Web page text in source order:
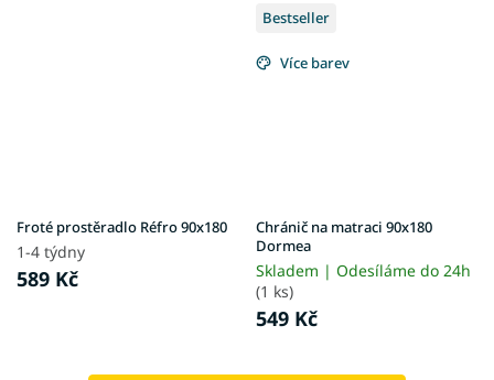
Froté prostěradlo Réfro 90x180
1-4 týdny
589 Kč
Bestseller
Více barev
Chránič na matraci 90x180
Dormea
Skladem | Odesíláme do 24h
(1 ks)
549 Kč